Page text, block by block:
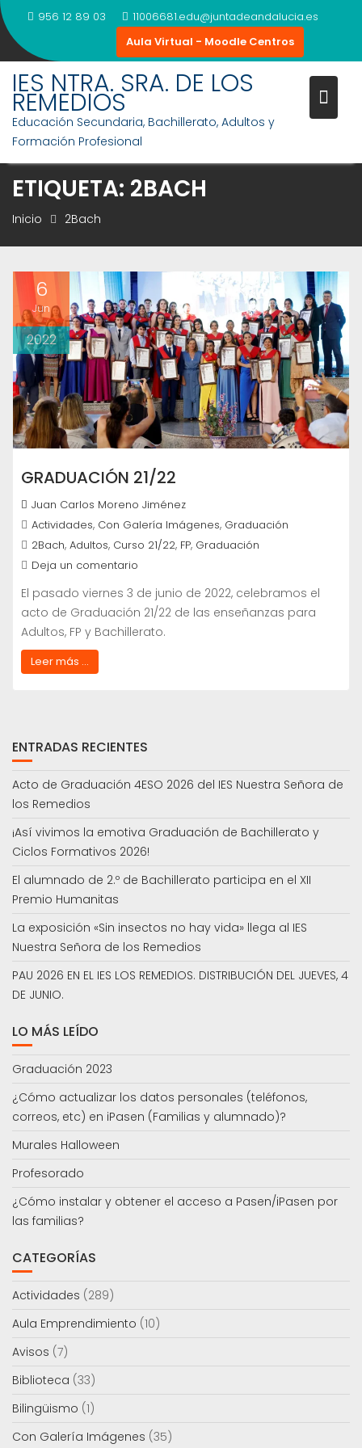
Saltar
al
contenido
956 12 89 03
11006681.edu@juntadeandalucia.es
Aula Virtual - Moodle Centros
IES NTRA. SRA. DE LOS
REMEDIOS
Educación Secundaria, Bachillerato, Adultos y
Formación Profesional
ETIQUETA: 2BACH
Inicio 2Bach
6
Jun
2022
GRADUACIÓN 21/22
Juan Carlos Moreno Jiménez
Actividades, Con Galería Imágenes, Graduación
2Bach, Adultos, Curso 21/22, FP, Graduación
Deja un comentario
El pasado viernes 3 de junio de 2022, celebramos el
acto de Graduación 21/22 de las enseñanzas para
Adultos, FP y Bachillerato.
Leer más ...
ENTRADAS RECIENTES
Acto de Graduación 4ESO 2026 del IES Nuestra Señora de
los Remedios
¡Así vivimos la emotiva Graduación de Bachillerato y
Ciclos Formativos 2026!
El alumnado de 2.º de Bachillerato participa en el XII
Premio Humanitas
La exposición «Sin insectos no hay vida» llega al IES
Nuestra Señora de los Remedios
PAU 2026 EN EL IES LOS REMEDIOS. DISTRIBUCIÓN DEL JUEVES, 4
DE JUNIO.
LO MÁS LEÍDO
Graduación 2023
¿Cómo actualizar los datos personales (teléfonos,
correos, etc) en iPasen (Familias y alumnado)?
Murales Halloween
Profesorado
¿Cómo instalar y obtener el acceso a Pasen/iPasen por
las familias?
CATEGORÍAS
Actividades (289)
Aula Emprendimiento (10)
Avisos (7)
Biblioteca (33)
Bilingüismo (1)
Con Galería Imágenes (35)